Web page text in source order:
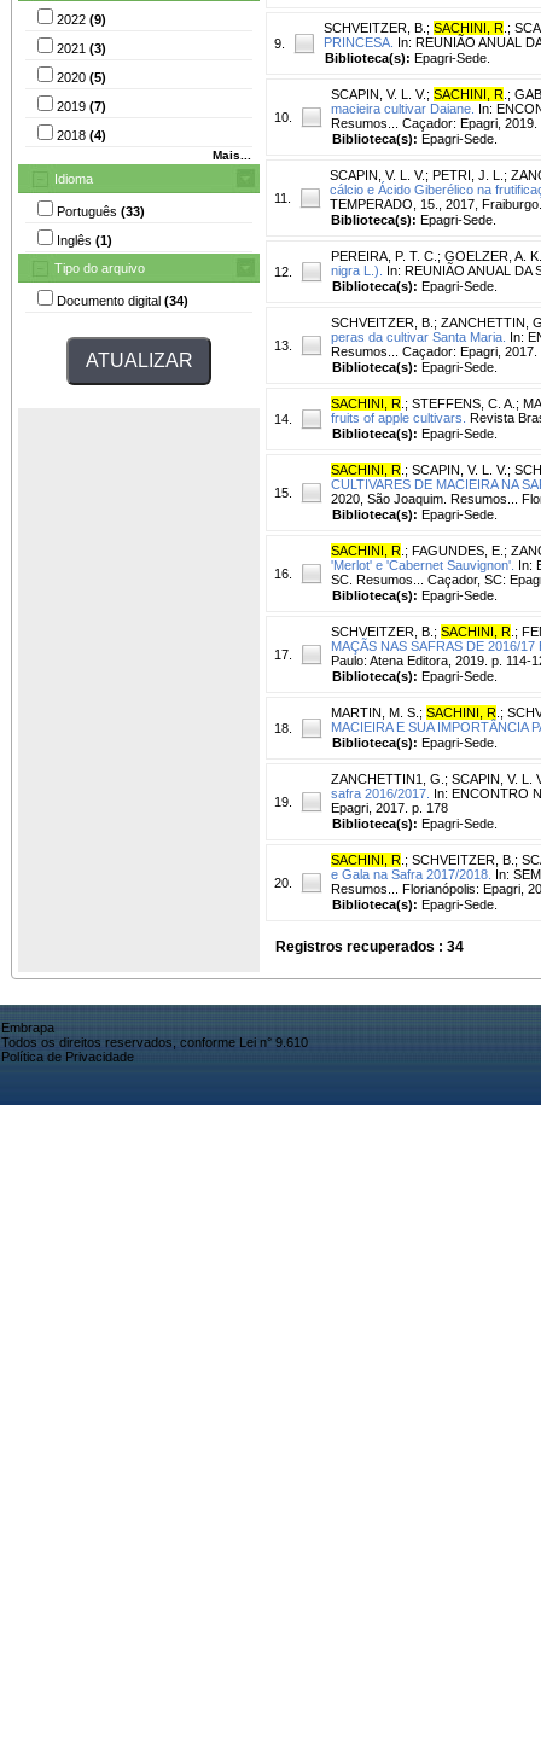
2022 (9)
2021 (3)
2020 (5)
2019 (7)
2018 (4)
Mais...
Idioma
Português (33)
Inglês (1)
Tipo do arquivo
Documento digital (34)
9.
SCHVEITZER, B. ; SACHINI, R ;
PRINCESA. In: REUNIÃO ANUAL
Biblioteca(s): Epagri-Sede.
10.
SCAPIN, V. L. V.; SACHINI, R ;
macieira cultivar Daiane. In:
Resumos... Caçador: Epagri, 2019.
Biblioteca(s): Epagri-Sede.
11.
SCAPIN, V. L. V.; PETRI, J. L. ;
cálcio e Ácido Giberélico na
TEMPERADO, 15., 2017,
Biblioteca(s): Epagri-Sede.
12.
PEREIRA, P. T. C. ; GOELZER, A. K.
nigra L.).
In: REUNIÃO ANUAL DA
Biblioteca(s): Epagri-Sede.
13.
SCHVEITZER, B. ; ZANCHETTIN,
peras da cultivar Santa Maria. In:
Resumos... Caçador: Epagri, 2017.
Biblioteca(s): Epagri-Sede.
14.
SACHINI, R ; STEFFENS, C. A. ;
fruits of apple cultivars. Revista
Biblioteca(s): Epagri-Sede.
15.
SACHINI, R ; SCAPIN, V. L. V.;
CULTIVARES DE MACIEIRA NA
2020, São Joaquim. Resumos...
Biblioteca(s): Epagri-Sede.
16.
SACHINI, R ; FAGUNDES, E. ;
'Merlot' e 'Cabernet Sauvignon'. In:
SC. Resumos... Caçador, SC:
Biblioteca(s): Epagri-Sede.
17.
SCHVEITZER, B. ; SACHINI, R ;
MAÇÃS NAS SAFRAS DE 2016/17
Paulo: Atena Editora, 2019. p. 114-
Biblioteca(s): Epagri-Sede.
18.
MARTIN, M. S. ; SACHINI, R ;
MACIEIRA E SUA IMPORTÂNCIA
Biblioteca(s): Epagri-Sede.
19.
ZANCHETTIN1, G. ; SCAPIN, V. L.
safra 2016/2017. In: ENCONTRO
Epagri, 2017. p. 178
Biblioteca(s): Epagri-Sede.
20.
SACHINI, R ; SCHVEITZER, B. ;
e Gala na Safra 2017/2018. In:
Resumos... Florianópolis: Epagri,
Biblioteca(s): Epagri-Sede.
Registros recuperados : 34
Embrapa
Todos os direitos reservados, conforme Lei n° 9.610
Política de Privacidade